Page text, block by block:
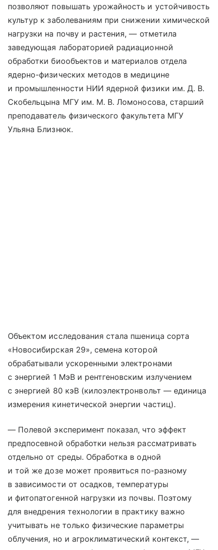
позволяют повышать урожайность и устойчивость
культур к заболеваниям при снижении химической
нагрузки на почву и растения, — отметила
заведующая лабораторией радиационной
обработки биообъектов и материалов отдела
ядерно-физических методов в медицине
и промышленности НИИ ядерной физики им. Д. В.
Скобельцына МГУ им. М. В. Ломоносова, старший
преподаватель физического факультета МГУ
Ульяна Близнюк.
Объектом исследования стала пшеница сорта
«Новосибирская 29», семена которой
обрабатывали ускоренными электронами
с энергией 1 МэВ и рентгеновским излучением
с энергией 80 кэВ (килоэлектронвольт — единица
измерения кинетической энергии частиц).
— Полевой эксперимент показал, что эффект
предпосевной обработки нельзя рассматривать
отдельно от среды. Обработка в одной
и той же дозе может проявиться по-разному
в зависимости от осадков, температуры
и фитопатогенной нагрузки из почвы. Поэтому
для внедрения технологии в практику важно
учитывать не только физические параметры
облучения, но и агроклиматический контекст, —